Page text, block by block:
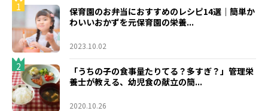
1
保育園のお弁当におすすめのレシピ14選｜簡単か
わいいおかずを元保育園の栄養...
2023.10.02
2
「うちの子の食事量たりてる？多すぎ？」管理栄
養士が教える、幼児食の献立の簡...
2020.10.26